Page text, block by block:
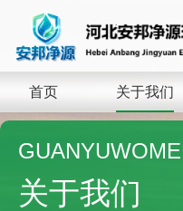
首页 关于我们
关于我们